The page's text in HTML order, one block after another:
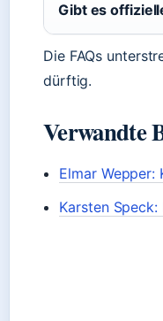
Gibt es
Die FAQs
dürftig.
Verwandte
Elmar Wepper:
Karsten